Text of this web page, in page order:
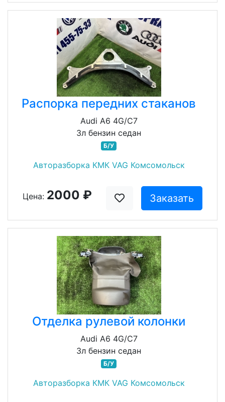
Распорка передних стаканов
Audi A6 4G/C7
3л бензин седан
Б/У
Авторазборка КМК VAG Комсомольск
Цена: 2000 ₽ Заказать
Отделка рулевой колонки
Audi A6 4G/C7
3л бензин седан
Б/У
Авторазборка КМК VAG Комсомольск